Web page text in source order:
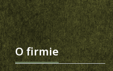
O firmie